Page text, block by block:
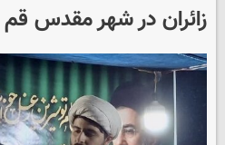
زائران در شهر مقدس قم